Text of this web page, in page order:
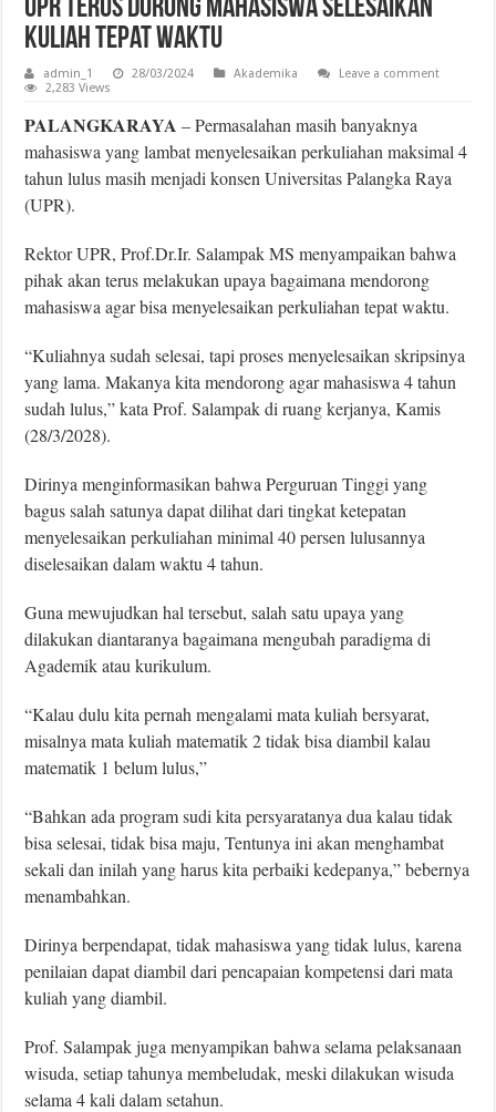
UPR Terus Dorong Mahasiswa Selesaikan
Kuliah Tepat Waktu
admin_1 28/03/2024 Akademika
Leave a comment
2,283 Views
PALANGKARAYA – Permasalahan masih banyaknya
mahasiswa yang lambat menyelesaikan perkuliahan maksimal 4
tahun lulus masih menjadi konsen Universitas Palangka Raya
(UPR).
Rektor UPR, Prof.Dr.Ir. Salampak MS menyampaikan bahwa
pihak akan terus melakukan upaya bagaimana mendorong
mahasiswa agar bisa menyelesaikan perkuliahan tepat waktu.
“Kuliahnya sudah selesai, tapi proses menyelesaikan skripsinya
yang lama. Makanya kita mendorong agar mahasiswa 4 tahun
sudah lulus,” kata Prof. Salampak di ruang kerjanya, Kamis
(28/3/2028).
Dirinya menginformasikan bahwa Perguruan Tinggi yang
bagus salah satunya dapat dilihat dari tingkat ketepatan
menyelesaikan perkuliahan minimal 40 persen lulusannya
diselesaikan dalam waktu 4 tahun.
Guna mewujudkan hal tersebut, salah satu upaya yang
dilakukan diantaranya bagaimana mengubah paradigma di
Agademik atau kurikulum.
“Kalau dulu kita pernah mengalami mata kuliah bersyarat,
misalnya mata kuliah matematik 2 tidak bisa diambil kalau
matematik 1 belum lulus,”
“Bahkan ada program sudi kita persyaratanya dua kalau tidak
bisa selesai, tidak bisa maju, Tentunya ini akan menghambat
sekali dan inilah yang harus kita perbaiki kedepanya,” bebernya
menambahkan.
Dirinya berpendapat, tidak mahasiswa yang tidak lulus, karena
penilaian dapat diambil dari pencapaian kompetensi dari mata
kuliah yang diambil.
Prof. Salampak juga menyampikan bahwa selama pelaksanaan
wisuda, setiap tahunya membeludak, meski dilakukan wisuda
selama 4 kali dalam setahun.